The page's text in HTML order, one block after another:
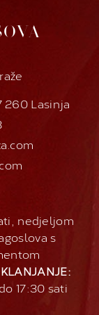
260 Lasinja
nedjeljom
s
17:30 sati